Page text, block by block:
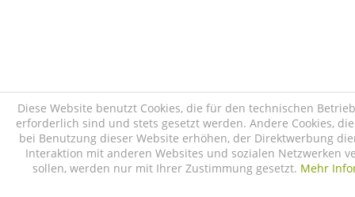
Diese Website benutzt Cookies, die für den technischen
erforderlich sind und stets gesetzt werden. Andere Cookies,
bei Benutzung dieser Website erhöhen, der Direktwerbung
Interaktion mit anderen Websites und sozialen Netzwerken
sollen, werden nur mit Ihrer Zustimmung gesetzt. Mehr